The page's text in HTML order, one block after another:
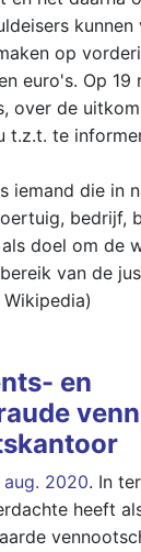
op
euro's. Op 19
over de
t.z.t. te
iemand die in
bedrijf,
doel om de
van de
en
aug. 2020. In
heeft